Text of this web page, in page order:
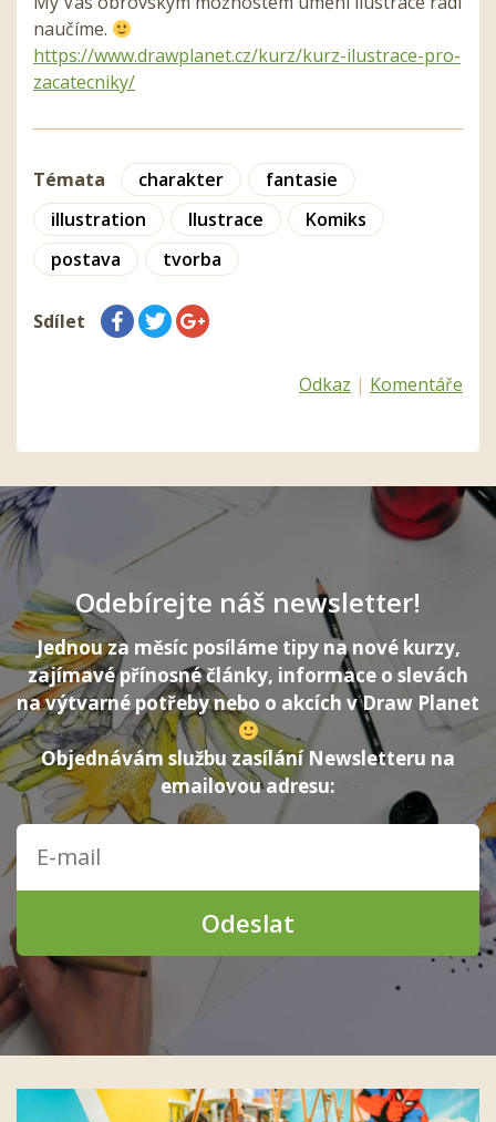
naučíme.
https://www.drawplanet.cz/kurz/kurz-ilustrace-pro-
zacatecniky/
Témata charakter
fantasie
illustration
Ilustrace
Komiks
postava
tvorba
Sdílet
Odkaz | Komentáře
Odebírejte náš newsletter!
Jednou za měsíc posíláme tipy na nové kurzy,
zajímavé přínosné články, informace o slevách
na výtvarné potřeby nebo o akcích v Draw Planet
Objednávám službu zasílání Newsletteru na
emailovou adresu:
Odeslat